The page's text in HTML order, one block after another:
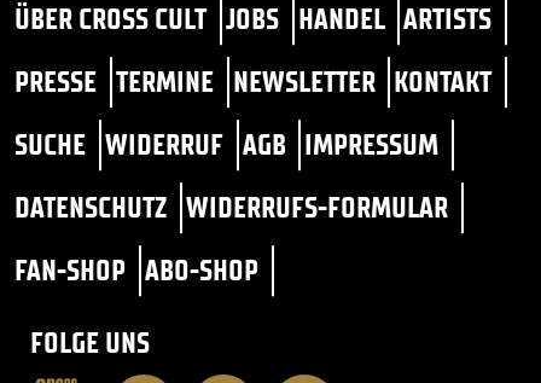
ÜBER CROSS CULT JOBS HANDEL ARTISTS
PRESSE TERMINE NEWSLETTER KONTAKT
SUCHE WIDERRUF AGB IMPRESSUM
DATENSCHUTZ WIDERRUFS-FORMULAR
FAN-SHOP ABO-SHOP
FOLGE UNS